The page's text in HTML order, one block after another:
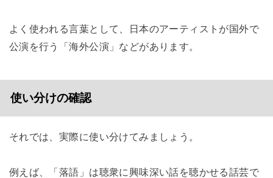
よく使われる言葉として、日本のアーティストが国外で
公演を行う「海外公演」などがあります。
使い分けの確認
それでは、実際に使い分けてみましょう。
例えば、「落語」は聴衆に興味深い話を聴かせる話芸で